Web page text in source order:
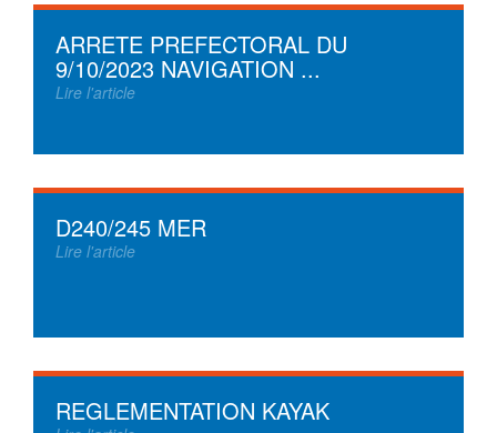
ARRETE PREFECTORAL DU
9/10/2023 NAVIGATION ...
Lire l'article
D240/245 MER
Lire l'article
REGLEMENTATION KAYAK